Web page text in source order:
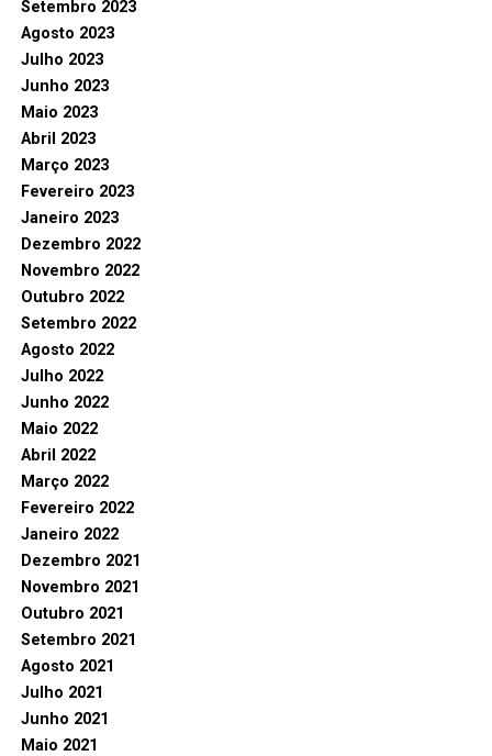
Setembro 2023
Agosto 2023
Julho 2023
Junho 2023
Maio 2023
Abril 2023
Março 2023
Fevereiro 2023
Janeiro 2023
Dezembro 2022
Novembro 2022
Outubro 2022
Setembro 2022
Agosto 2022
Julho 2022
Junho 2022
Maio 2022
Abril 2022
Março 2022
Fevereiro 2022
Janeiro 2022
Dezembro 2021
Novembro 2021
Outubro 2021
Setembro 2021
Agosto 2021
Julho 2021
Junho 2021
Maio 2021